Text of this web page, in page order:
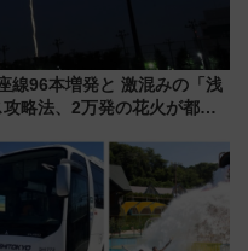
線96本増発と 激混みの「浅
略法、2万発の花火が都心